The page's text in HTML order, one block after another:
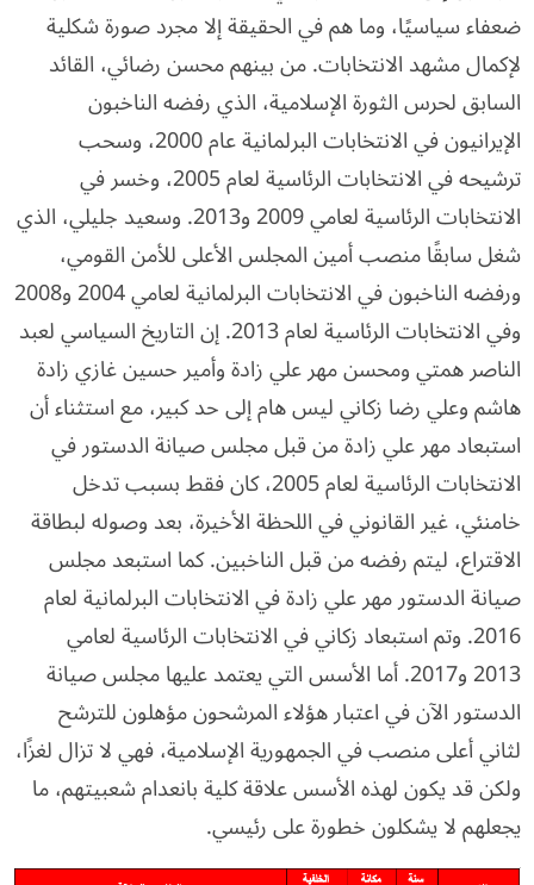
ضعفاء سياسيًا، وما هم في الحقيقة إلا مجرد صورة شكلية
لإكمال مشهد الانتخابات. من بينهم محسن رضائي، القائد
السابق لحرس الثورة الإسلامية، الذي رفضه الناخبون
الإيرانيون في الانتخابات البرلمانية عام 2000، وسحب
ترشيحه في الانتخابات الرئاسية لعام 2005، وخسر في
الانتخابات الرئاسية لعامي 2009 و2013. وسعيد جليلي، الذي
شغل سابقًا منصب أمين المجلس الأعلى للأمن القومي،
ورفضه الناخبون في الانتخابات البرلمانية لعامي 2004 و2008
وفي الانتخابات الرئاسية لعام 2013. إن التاريخ السياسي لعبد
الناصر همتي ومحسن مهر علي زادة وأمير حسين غازي زادة
هاشم وعلي رضا زكاني ليس هام إلى حد كبير، مع استثناء أن
استبعاد مهر علي زادة من قبل مجلس صيانة الدستور في
الانتخابات الرئاسية لعام 2005، كان فقط بسبب تدخل
خامنئي، غير القانوني في اللحظة الأخيرة، بعد وصوله لبطاقة
الاقتراع، ليتم رفضه من قبل الناخبين. كما استبعد مجلس
صيانة الدستور مهر علي زادة في الانتخابات البرلمانية لعام
2016. وتم استبعاد زكاني في الانتخابات الرئاسية لعامي
2013 و2017. أما الأسس التي يعتمد عليها مجلس صيانة
الدستور الآن في اعتبار هؤلاء المرشحون مؤهلون للترشح
لثاني أعلى منصب في الجمهورية الإسلامية، فهي لا تزال لغزًا،
ولكن قد يكون لهذه الأسس علاقة كلية بانعدام شعبيتهم، ما
يجعلهم لا يشكلون خطورة على رئيسي.